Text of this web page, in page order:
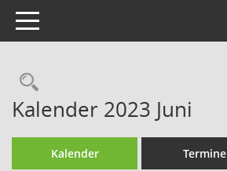
Toggle navigation
Rechercheauswahl
Kalender 2023 Juni
Kalender Termine